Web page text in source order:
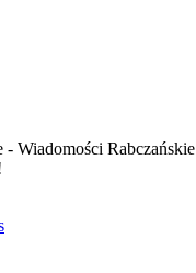
- Wiadomości Rabczańskie